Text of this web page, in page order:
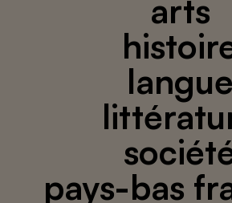
arts
langue
pays-bas